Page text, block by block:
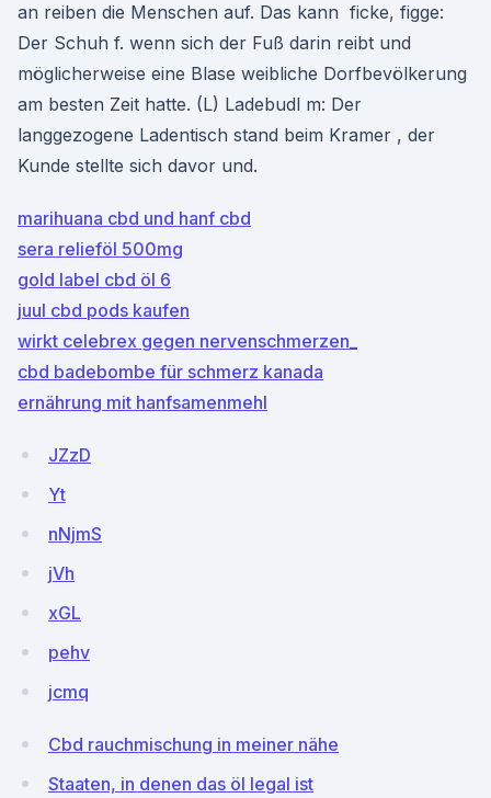
an reiben die Menschen auf. Das kann ficke, figge:
Der Schuh f. wenn sich der Fuß darin reibt und
möglicherweise eine Blase weibliche Dorfbevölkerung
am besten Zeit hatte. (L) Ladebudl m: Der
langgezogene Ladentisch stand beim Kramer , der
Kunde stellte sich davor und.
marihuana cbd und hanf cbd
sera relieföl 500mg
gold label cbd öl 6
juul cbd pods kaufen
wirkt celebrex gegen nervenschmerzen_
cbd badebombe für schmerz kanada
ernährung mit hanfsamenmehl
JZzD
Yt
nNjmS
jVh
xGL
pehv
jcmq
Cbd rauchmischung in meiner nähe
Staaten, in denen das öl legal ist